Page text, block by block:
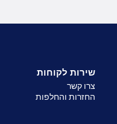
שירות לקוחות
צרו קשר
החזרות והחלפות